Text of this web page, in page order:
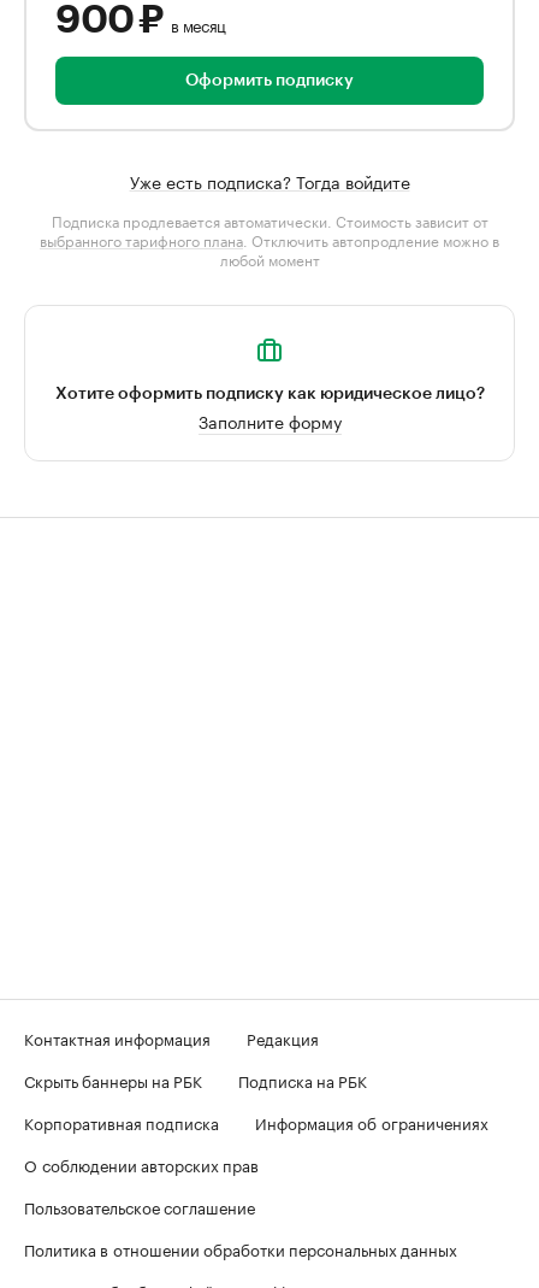
900 ₽ в месяц
Оформить подписку
Уже есть подписка? Тогда войдите
Подписка продлевается автоматически. Стоимость зависит от
выбранного тарифного плана . Отключить автопродление можно в
любой момент
Хотите оформить подписку как юридическое лицо?
Заполните форму
Контактная информация
Редакция
Скрыть баннеры на РБК
Подписка на РБК
Корпоративная подписка
Информация об ограничениях
О соблюдении авторских прав
Пользовательское соглашение
Политика в отношении обработки персональных данных